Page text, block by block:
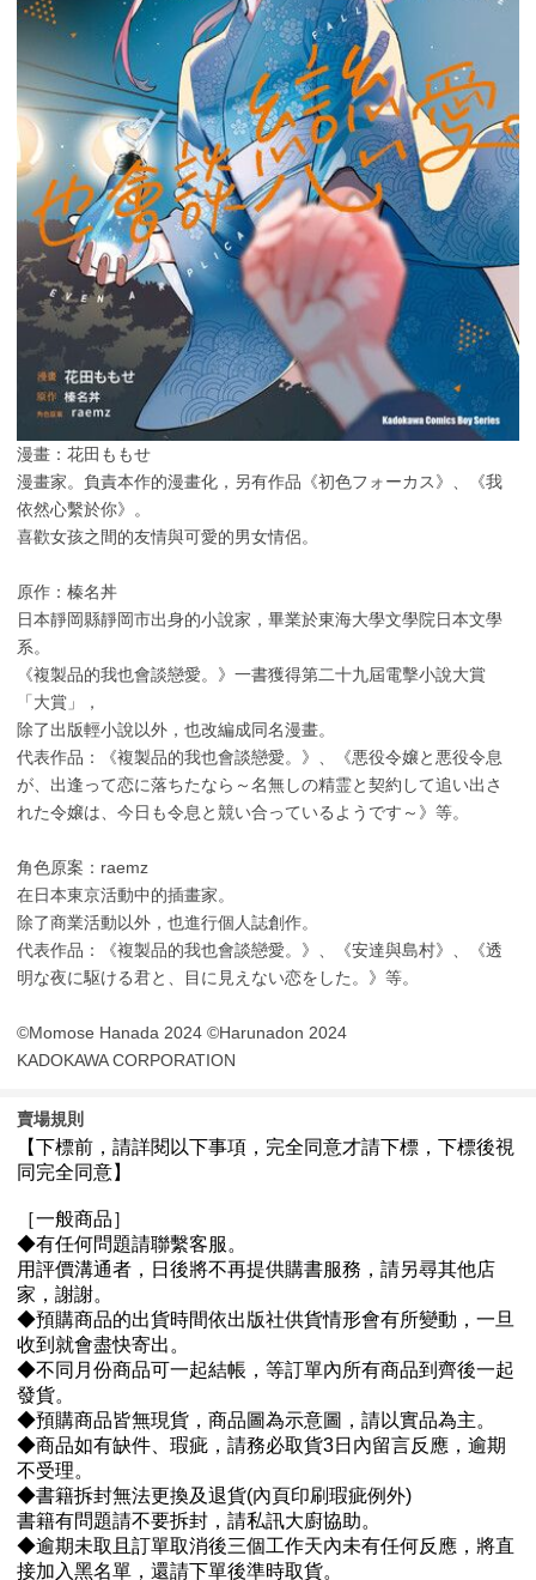
漫畫：花田ももせ
漫畫家。負責本作的漫畫化，另有作品《初色フォーカス》、《我
依然心繫於你》。
喜歡女孩之間的友情與可愛的男女情侶。
原作：榛名丼
日本靜岡縣靜岡市出身的小說家，畢業於東海大學文學院日本文學
系。
《複製品的我也會談戀愛。》一書獲得第二十九屆電擊小說大賞
「大賞」，
除了出版輕小說以外，也改編成同名漫畫。
代表作品：《複製品的我也會談戀愛。》、《悪役令嬢と悪役令息
が、出逢って恋に落ちたなら～名無しの精霊と契約して追い出さ
れた令嬢は、今日も令息と競い合っているようです～》等。
角色原案：raemz
在日本東京活動中的插畫家。
除了商業活動以外，也進行個人誌創作。
代表作品：《複製品的我也會談戀愛。》、《安達與島村》、《透
明な夜に駆ける君と、目に見えない恋をした。》等。
©Momose Hanada 2024 ©Harunadon 2024
KADOKAWA CORPORATION
賣場規則